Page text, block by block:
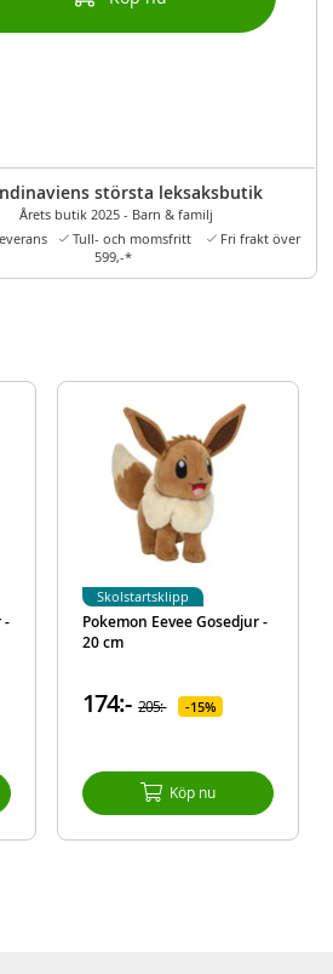
största leksaksbutik
Årets butik 2025 - Barn & familj
Tull- och momsfritt
Fri frakt över
599,-*
-
Pokemon Eevee Gosedjur -
20 cm
174:- 205:- 15%
Köp nu
Skolstartsklipp